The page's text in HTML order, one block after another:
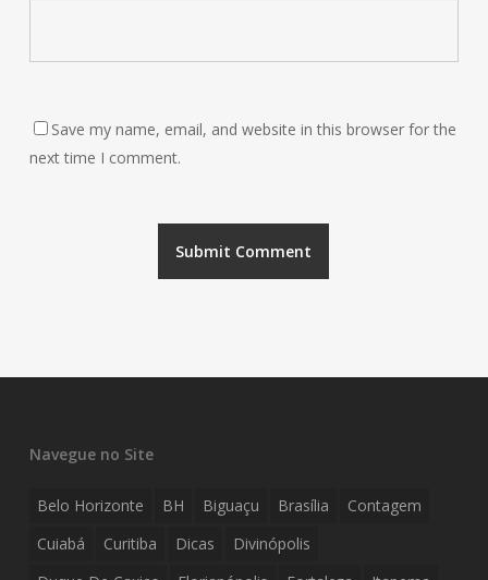
Save my name, email, and website in this browser for the
next time I comment.
Navegue no Site
Belo Horizonte BH Biguaçu Brasília
Contagem
Cuiabá
Curitiba Dicas
Divinópolis